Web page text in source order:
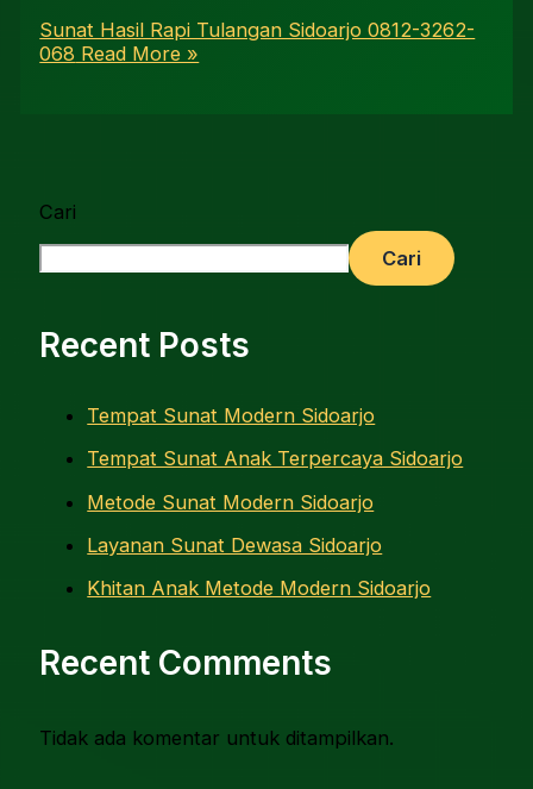
Sunat Hasil Rapi Tulangan Sidoarjo 0812-3262-
068 Read More »
Cari
Cari
Recent Posts
Tempat Sunat Modern Sidoarjo
Tempat Sunat Anak Terpercaya Sidoarjo
Metode Sunat Modern Sidoarjo
Layanan Sunat Dewasa Sidoarjo
Khitan Anak Metode Modern Sidoarjo
Recent Comments
Tidak ada komentar untuk ditampilkan.